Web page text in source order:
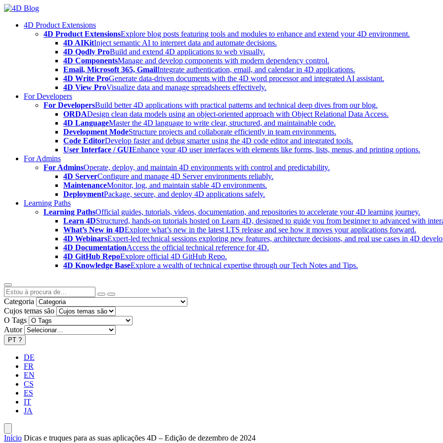
Skip
content4D Product Extensions
4D Product ExtensionsExplore blog posts featuring tools and modules to enhance and extend your 4D environment.
4D AIKitInject semantic AI to interpret data and automate decisions.
4D Qodly ProBuild and extend 4D applications to web visually.
4D ComponentsManage and develop components with modern dependency control.
Email, Microsoft 365, GmailIntegrate authentication, email, and calendar in 4D applications.
4D Write ProGenerate data-driven documents with the 4D word processor and integrated AI assistant.
4D View ProVisualize data and manage spreadsheets effectively.
For Developers
For DevelopersBuild better 4D applications with practical patterns and technical deep dives from our blog.
ORDADesign clean data models using an object-oriented approach with Object Relational Data Access.
4D LanguageMaster the 4D language to write clear, structured, and maintainable code.
Development ModeStructure projects and collaborate efficiently in team environments.
Code EditorDevelop faster and debug smarter using the 4D code editor and integrated tools.
User Interface / GUIEnhance your 4D user interfaces with elements like forms, lists, menus, and printing options.
For Admins
For AdminsOperate, deploy, and maintain 4D environments with control and predictability.
4D ServerConfigure and manage 4D Server environments reliably.
MaintenanceMonitor, log, and maintain stable 4D environments.
DeploymentPackage, secure, and deploy 4D applications safely.
Learning Paths
Learning PathsOfficial guides, tutorials, videos, documentation, and repositories to accelerate your 4D learning journey.
Learn 4DStructured, hands-on tutorials hosted on Learn 4D, designed to guide you from beginner to advanced with
What’s New in 4DExplore what’s new in the latest LTS release and see how it moves your applications forward.
4D WebinarsExpert-led technical sessions exploring new features, architecture decisions, and real use cases in 4D
4D DocumentationAccess the official technical reference for 4D.
4D GitHub RepoExplore official 4D GitHub Repo.
4D Knowledge BaseExplore a wealth of technical expertise through our Tech Notes and Tips.
Categoria
Cujos temas são
O Tags
Autor
PT ?
DE
FR
EN
CS
ES
IT
JA
Início Dicas e truques para as suas aplicações 4D – Edição de dezembro de 2024